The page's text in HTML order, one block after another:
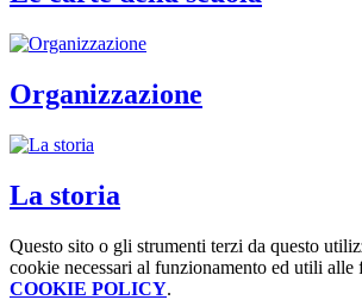
Organizzazione
La storia
Questo sito o gli strumenti terzi da questo
cookie necessari al funzionamento ed utili alle
COOKIE POLICY.